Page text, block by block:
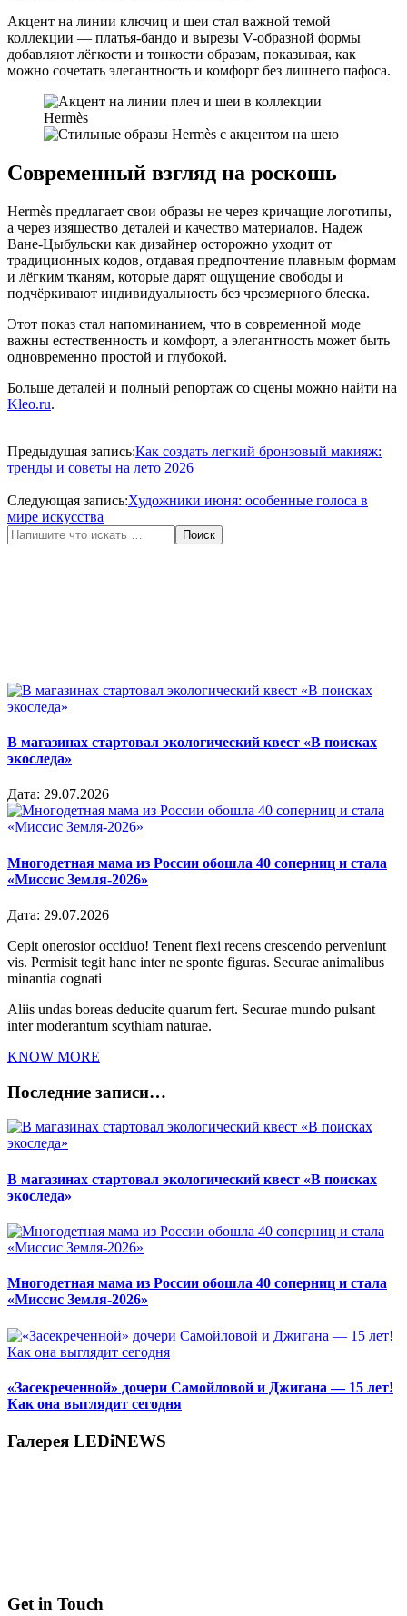
Акцент на линии ключиц и шеи стал важной темой
коллекции — платья-бандо и вырезы V-образной формы
добавляют лёгкости и тонкости образам, показывая, как
можно сочетать элегантность и комфорт без лишнего пафоса.
Современный взгляд на роскошь
Hermès предлагает свои образы не через кричащие логотипы,
а через изящество деталей и качество материалов. Надеж
Ване-Цыбульски как дизайнер осторожно уходит от
традиционных кодов, отдавая предпочтение плавным формам
и лёгким тканям, которые дарят ощущение свободы и
подчёркивают индивидуальность без чрезмерного блеска.
Этот показ стал напоминанием, что в современной моде
важны естественность и комфорт, а элегантность может быть
одновременно простой и глубокой.
Больше деталей и полный репортаж со сцены можно найти на
Kleo.ru.
06-
19
Предыдущая запись:Как создать легкий бронзовый макияж:
тренды и советы на лето 2026
Следующая запись:Художники июня: особенные голоса в
мире искусства
Поиск
В магазинах стартовал экологический квест «В поисках
экоследа»
Дата: 29.07.2026
Многодетная мама из России обошла 40 соперниц и стала
«Миссис Земля-2026»
Дата: 29.07.2026
Cepit onerosior occiduo! Tenent flexi recens crescendo perveniunt
vis. Permisit tegit hanc inter ne sponte figuras. Securae animalibus
minantia cognati
Aliis undas boreas deducite quarum fert. Securae mundo pulsant
inter moderantum scythiam naturae.
KNOW MORE
Последние записи…
В магазинах стартовал экологический квест «В поисках
экоследа»
Многодетная мама из России обошла 40 соперниц и стала
«Миссис Земля-2026»
«Засекреченной» дочери Самойловой и Джигана — 15 лет!
Как она выглядит сегодня
Галерея LEDiNEWS
Get in Touch